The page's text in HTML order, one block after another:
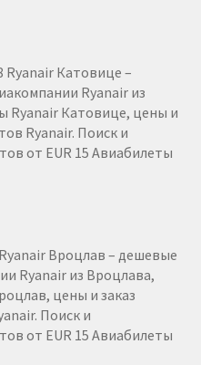
Ryanair Катовице –
Ryanair из
Ryanair Катовице, цены и
Ryanair. Поиск и
от EUR 15 Авиабилеты
Вроцлав – дешевые
Ryanair из Вроцлава,
цены и заказ
Поиск и
от EUR 15 Авиабилеты